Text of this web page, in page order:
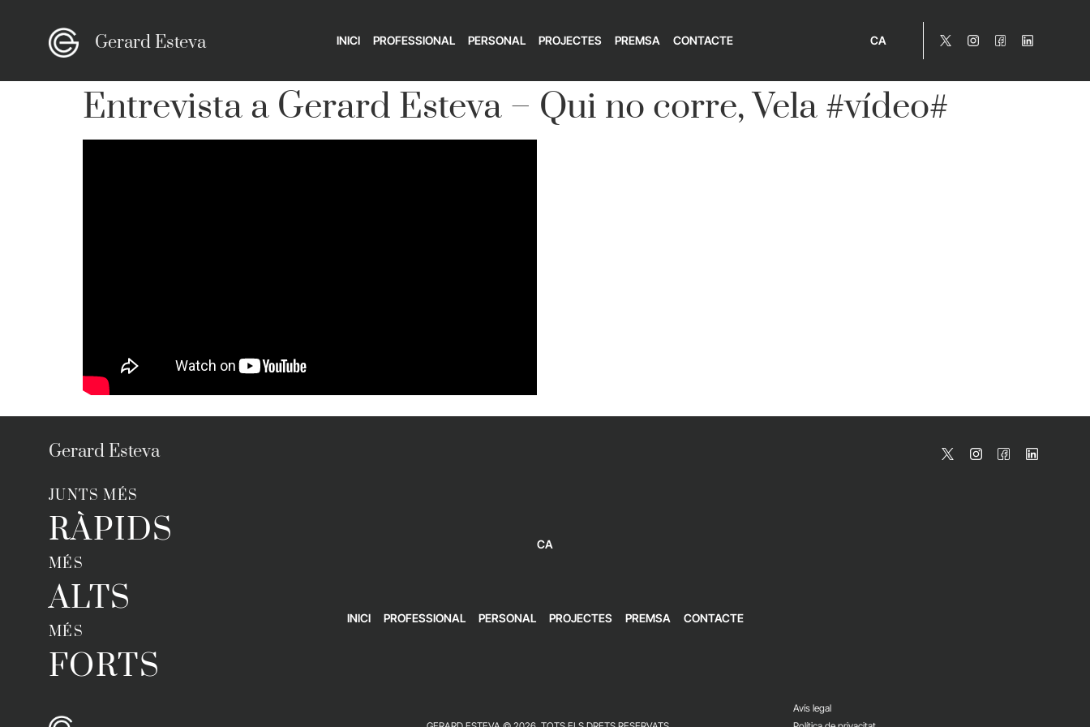
Gerard Esteva INICI PROFESSIONAL PERSONAL PROJECTES PREMSA CONTACTE CA
Entrevista a Gerard Esteva – Qui no corre, Vela #vídeo#
Gerard Esteva
JUNTS MÉS
RÀPIDS
MÉS
ALTS
MÉS
FORTS
CA
INICI PROFESSIONAL PERSONAL PROJECTES PREMSA CONTACTE
Avís legal